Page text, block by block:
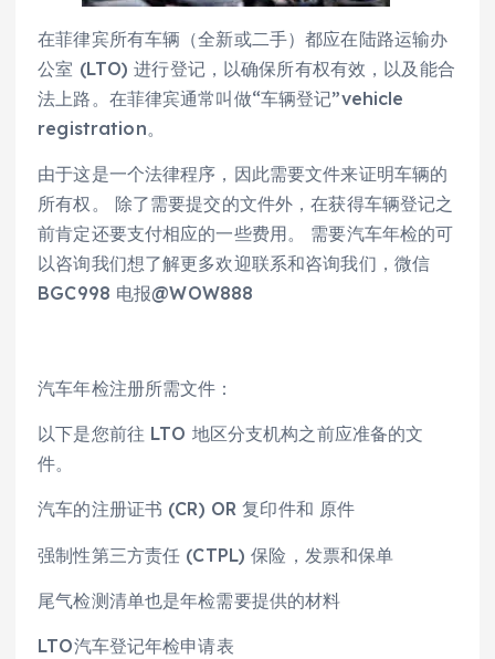
在菲律宾所有车辆（全新或二手）都应在陆路运输办
公室 (LTO) 进行登记，以确保所有权有效，以及能合
法上路。在菲律宾通常叫做“车辆登记”vehicle
registration。
由于这是一个法律程序，因此需要文件来证明车辆的
所有权。 除了需要提交的文件外，在获得车辆登记之
前肯定还要支付相应的一些费用。 需要汽车年检的可
以咨询我们想了解更多欢迎联系和咨询我们，微信
BGC998 电报@WOW888
汽车年检注册所需文件：
以下是您前往 LTO 地区分支机构之前应准备的文
件。
汽车的注册证书 (CR) OR 复印件和 原件
强制性第三方责任 (CTPL) 保险，发票和保单
尾气检测清单也是年检需要提供的材料
LTO汽车登记年检申请表